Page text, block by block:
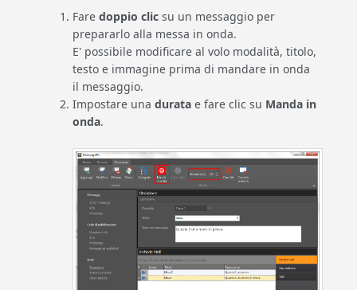
Fare doppio clic su un messaggio per
prepararlo alla messa in onda.
E' possibile modificare al volo modalità, titolo,
testo e immagine prima di mandare in onda
il messaggio.
Impostare una durata e fare clic su Manda in
onda.